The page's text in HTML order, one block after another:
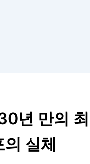
년 만의
의 실체